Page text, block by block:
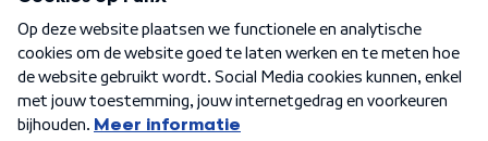
Algemene voorwaarden Privacybeleid